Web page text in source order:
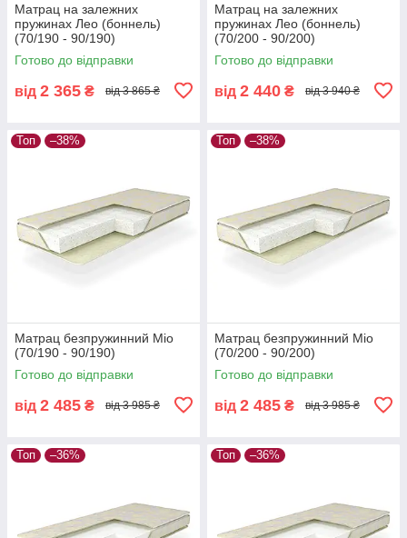
Матрац на залежних
пружинах Лео (боннель)
(70/190 - 90/190)
Готово до відправки
від 2 365 ₴ від 3 865 ₴
Матрац на залежних
пружинах Лео (боннель)
(70/200 - 90/200)
Готово до відправки
від 2 440 ₴ від 3 940 ₴
Топ –38%
Матрац безпружинний Міо
(70/190 - 90/190)
Готово до відправки
від 2 485 ₴ від 3 985 ₴
Топ –38%
Матрац безпружинний Міо
(70/200 - 90/200)
Готово до відправки
від 2 485 ₴ від 3 985 ₴
Топ –36% Топ –36%